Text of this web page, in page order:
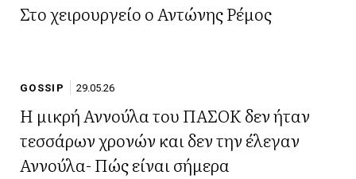
Στο χειρουργείο ο Αντώνης Ρέμος
GOSSIP 29.05.26
Η μικρή Αννούλα του ΠΑΣΟΚ δεν ήταν
τεσσάρων χρονών και δεν την έλεγαν
Αννούλα- Πώς είναι σήμερα